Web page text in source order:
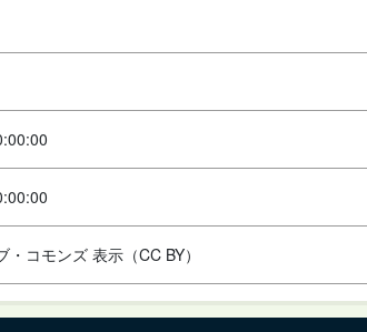
・コモンズ 表示（CC BY）